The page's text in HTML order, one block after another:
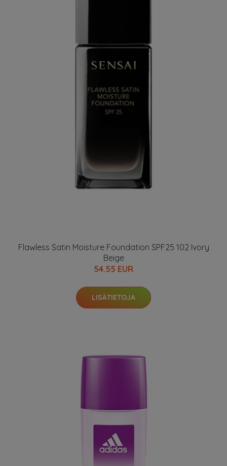
Flawless Satin Moisture Foundation SPF25 102 Ivory
Beige
54.55 EUR
LISÄTIETOJA